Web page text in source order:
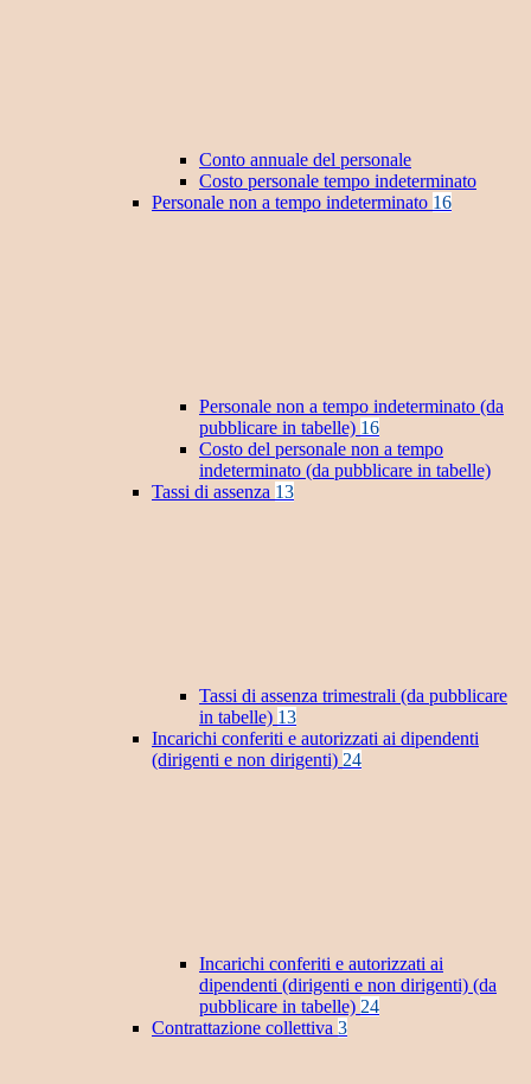
Conto annuale del personale
Costo personale tempo indeterminato
Personale non a tempo indeterminato 16
Personale non a tempo indeterminato (da
pubblicare in tabelle) 16
Costo del personale non a tempo
indeterminato (da pubblicare in tabelle)
Tassi di assenza 13
Tassi di assenza trimestrali (da pubblicare
in tabelle) 13
Incarichi conferiti e autorizzati ai dipendenti
(dirigenti e non dirigenti) 24
Incarichi conferiti e autorizzati ai
dipendenti (dirigenti e non dirigenti) (da
pubblicare in tabelle) 24
Contrattazione collettiva 3